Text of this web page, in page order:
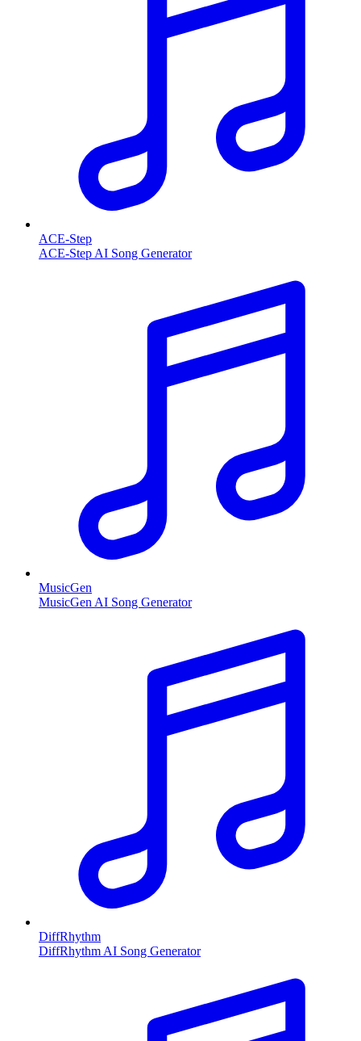
ACE-Step
ACE-Step AI Song Generator
MusicGen
MusicGen AI Song Generator
DiffRhythm
DiffRhythm AI Song Generator